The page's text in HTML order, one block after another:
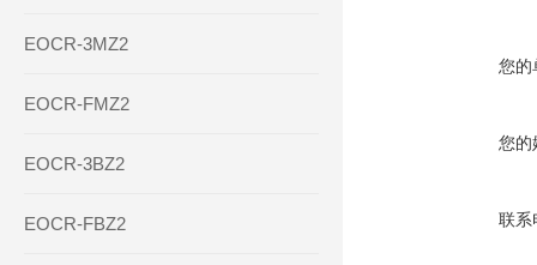
EOCR-3MZ2
EOCR-FMZ2
EOCR-3BZ2
EOCR-FBZ2
您的
您的
联系